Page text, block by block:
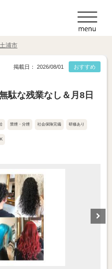
土浦市
おすすめ
掲載日： 2026/08/01
駄な残業なし＆月8日
禁煙・分煙 社会保険完備 研修あり